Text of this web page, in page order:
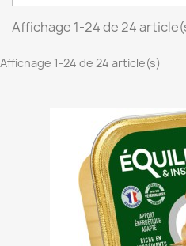
Affichage 1-24 de 24
Affichage 1-24 de 24 article(s)